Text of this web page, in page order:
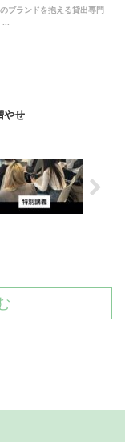
ブランドを抱える貸出専門
やせ